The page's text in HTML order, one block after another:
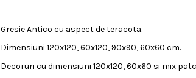
Gresie Antico cu aspect de teracota.
Dimensiuni 120x120, 60x120, 90x90, 60x60 cm.
Decoruri cu dimensiuni 120x120, 60x60 si mix